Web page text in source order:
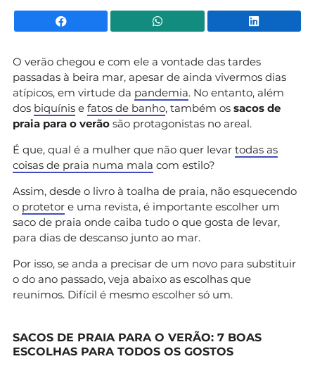
Facebook WhatsApp
O verão chegou e com ele a vontade das tardes
passadas à beira mar, apesar de ainda vivermos dias
atípicos, em virtude da pandemia. No entanto, além
dos biquínis e fatos de banho, também os sacos de
praia para o verão são protagonistas no areal.
É que, qual é a mulher que não quer levar todas as
coisas de praia numa mala com estilo?
Assim, desde o livro à toalha de praia, não esquecendo
o protetor e uma revista, é importante escolher um
saco de praia onde caiba tudo o que gosta de levar,
para dias de descanso junto ao mar.
Por isso, se anda a precisar de um novo para substituir
o do ano passado, veja abaixo as escolhas que
reunimos. Difícil é mesmo escolher só um.
SACOS DE PRAIA PARA O VERÃO: 7 BOAS
ESCOLHAS PARA TODOS OS GOSTOS